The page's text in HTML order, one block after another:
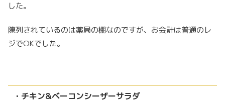
した。
陳列されているのは薬局の棚なのですが、お会計は普通のレ
ジでOKでした。
・チキン&ベーコンシーザーサラダ